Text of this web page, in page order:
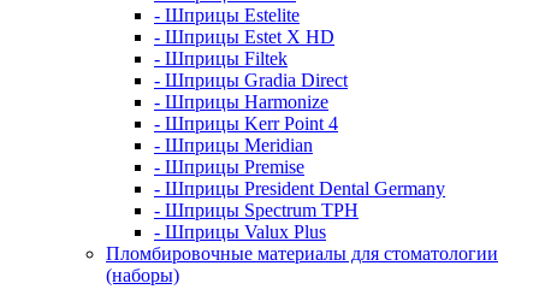
- Шприцы Estelite
- Шприцы Estet X HD
- Шприцы Filtek
- Шприцы Gradia Direct
- Шприцы Harmonize
- Шприцы Kerr Point 4
- Шприцы Meridian
- Шприцы Premise
- Шприцы President Dental Germany
- Шприцы Spectrum TPH
- Шприцы Valux Plus
Пломбировочные материалы для стоматологии
(наборы)